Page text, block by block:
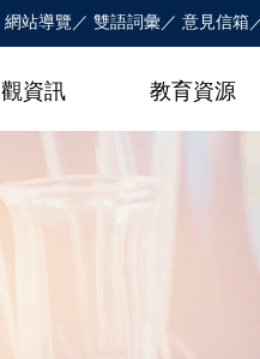
網站導覽 雙語詞彙 意見信箱
資訊 教育資源